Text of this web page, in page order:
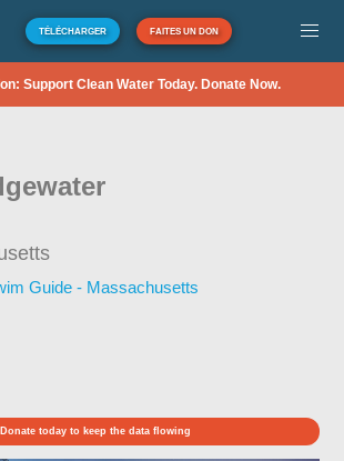
TÉLÉCHARGER FAITES UN DON
Support Clean Water Today. Donate Now.
Guide - Massachusetts
Donate today to keep the data flowing